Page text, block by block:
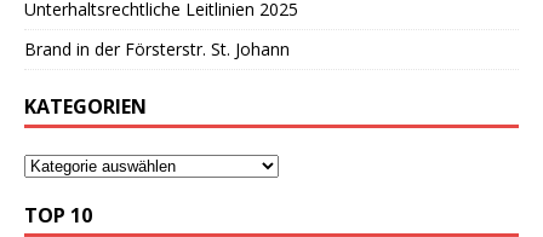
Unterhaltsrechtliche Leitlinien 2025
Brand in der Försterstr. St. Johann
KATEGORIEN
TOP 10